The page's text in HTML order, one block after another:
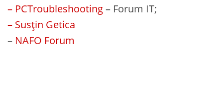
– PCTroubleshooting– Forum IT;
– Susțin Getica
– NAFO Forum